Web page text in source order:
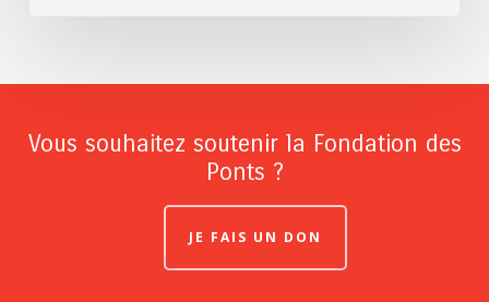
Vous souhaitez soutenir la Fondation des
Ponts ?
JE FAIS UN DON